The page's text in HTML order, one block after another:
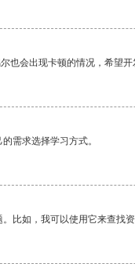
也会出现卡顿的情况，希望开
需求选择学习方式。
比如，我可以使用它来查找